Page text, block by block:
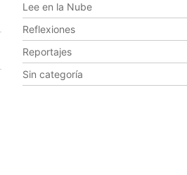
Lee en la Nube
Reflexiones
Reportajes
Sin categoría